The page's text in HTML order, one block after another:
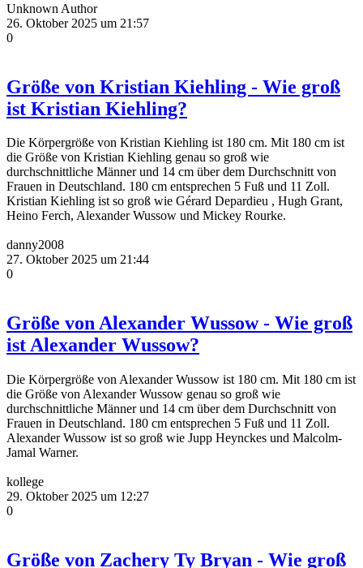
Unknown Author
26. Oktober 2025 um 21:57
0
Größe von Kristian Kiehling - Wie groß
ist Kristian Kiehling?
Die Körpergröße von Kristian Kiehling ist 180 cm. Mit 180 cm ist
die Größe von Kristian Kiehling genau so groß wie
durchschnittliche Männer und 14 cm über dem Durchschnitt von
Frauen in Deutschland. 180 cm entsprechen 5 Fuß und 11 Zoll.
Kristian Kiehling ist so groß wie Gérard Depardieu , Hugh Grant,
Heino Ferch, Alexander Wussow und Mickey Rourke.
danny2008
27. Oktober 2025 um 21:44
0
Größe von Alexander Wussow - Wie groß
ist Alexander Wussow?
Die Körpergröße von Alexander Wussow ist 180 cm. Mit 180 cm ist
die Größe von Alexander Wussow genau so groß wie
durchschnittliche Männer und 14 cm über dem Durchschnitt von
Frauen in Deutschland. 180 cm entsprechen 5 Fuß und 11 Zoll.
Alexander Wussow ist so groß wie Jupp Heynckes und Malcolm-
Jamal Warner.
kollege
29. Oktober 2025 um 12:27
0
Größe von Zachery Ty Bryan - Wie groß